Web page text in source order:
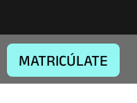
MATRICÚLATE